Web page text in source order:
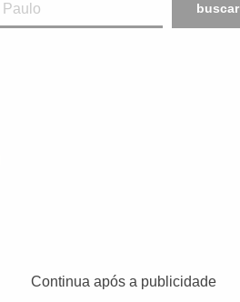
buscar
Continua após a publicidade